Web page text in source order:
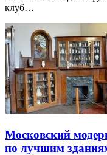
клуб…
Московский
по лучшим